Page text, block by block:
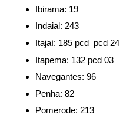
Ibirama: 19
Indaial: 243
Itajaí: 185 pcd pcd 24
Itapema: 132 pcd 03
Navegantes: 96
Penha: 82
Pomerode: 213